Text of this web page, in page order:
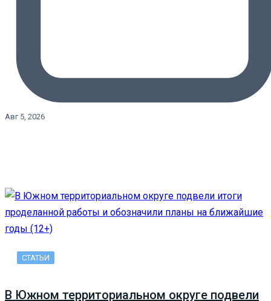
Авг 5, 2026
СТАТЬИ
В Южном территориальном округе подвели